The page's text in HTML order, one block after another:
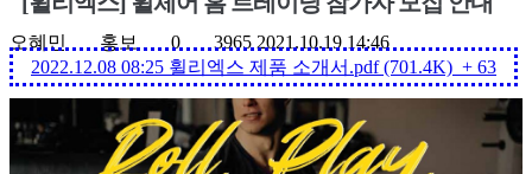
오혜민 홍보 0 3965 2021.10.19 14:46
2022.12.08 08:25 휠리엑스 제품 소개서.pdf (701.4K) + 63